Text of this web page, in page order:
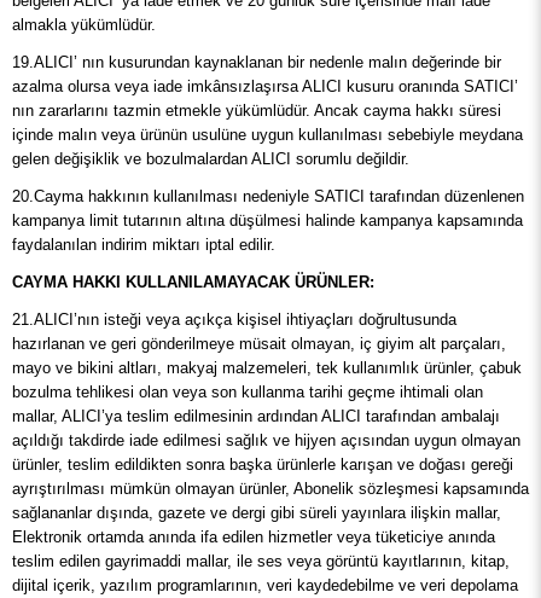
almakla yükümlüdür.
19.ALICI’ nın kusurundan kaynaklanan bir nedenle malın değerinde bir
azalma olursa veya iade imkânsızlaşırsa ALICI kusuru oranında SATICI’
nın zararlarını tazmin etmekle yükümlüdür. Ancak cayma hakkı süresi
içinde malın veya ürünün usulüne uygun kullanılması sebebiyle meydana
gelen değişiklik ve bozulmalardan ALICI sorumlu değildir.
20.Cayma hakkının kullanılması nedeniyle SATICI tarafından düzenlenen
kampanya limit tutarının altına düşülmesi halinde kampanya kapsamında
faydalanılan indirim miktarı iptal edilir.
CAYMA HAKKI KULLANILAMAYACAK ÜRÜNLER:
21.ALICI’nın isteği veya açıkça kişisel ihtiyaçları doğrultusunda
hazırlanan ve geri gönderilmeye müsait olmayan, iç giyim alt parçaları,
mayo ve bikini altları, makyaj malzemeleri, tek kullanımlık ürünler, çabuk
bozulma tehlikesi olan veya son kullanma tarihi geçme ihtimali olan
mallar, ALICI’ya teslim edilmesinin ardından ALICI tarafından ambalajı
açıldığı takdirde iade edilmesi sağlık ve hijyen açısından uygun olmayan
ürünler, teslim edildikten sonra başka ürünlerle karışan ve doğası gereği
ayrıştırılması mümkün olmayan ürünler, Abonelik sözleşmesi kapsamında
sağlananlar dışında, gazete ve dergi gibi süreli yayınlara ilişkin mallar,
Elektronik ortamda anında ifa edilen hizmetler veya tüketiciye anında
teslim edilen gayrimaddi mallar, ile ses veya görüntü kayıtlarının, kitap,
dijital içerik, yazılım programlarının, veri kaydedebilme ve veri depolama